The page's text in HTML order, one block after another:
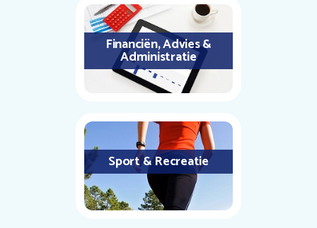
Financiën, Advies &
Administratie
Sport & Recreatie